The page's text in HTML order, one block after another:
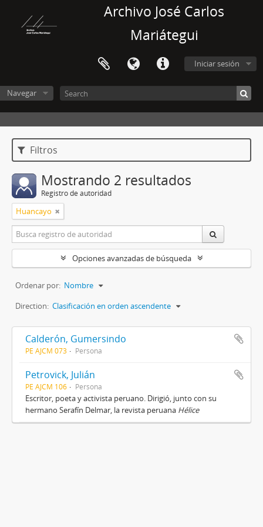
Archivo José Carlos
Mariátegui
Iniciar sesión
Navegar
Filtros
Mostrando 2 resultados
Registro de autoridad
Huancayo
Opciones avanzadas de búsqueda
Ordenar por: Nombre
Direction: Clasificación en orden ascendente
Calderón, Gumersindo
PE AJCM 073 Persona
Petrovick, Julián
PE AJCM 106 Persona
Escritor, poeta y activista peruano. Dirigió, junto con su
hermano Serafín Delmar, la revista peruana Hélice